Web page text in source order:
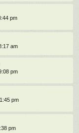
pm
am
pm
pm
pm